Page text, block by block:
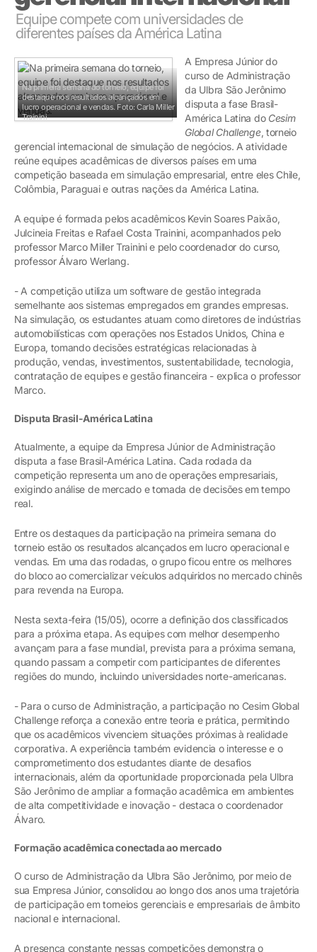
Equipe compete com universidades de
diferentes países da América Latina
Na primeira semana do torneio, equipe foi
destaque nos resultados alcançados em
lucro operacional e vendas. Foto: Carla Miller
Trainini
A Empresa Júnior do
curso de Administração
da Ulbra São Jerônimo
disputa a fase Brasil-
América Latina do Cesim
Global Challenge, torneio
gerencial internacional de simulação de negócios. A atividade
reúne equipes acadêmicas de diversos países em uma
competição baseada em simulação empresarial, entre eles Chile,
Colômbia, Paraguai e outras nações da América Latina.
A equipe é formada pelos acadêmicos Kevin Soares Paixão,
Julcineia Freitas e Rafael Costa Trainini, acompanhados pelo
professor Marco Miller Trainini e pelo coordenador do curso,
professor Álvaro Werlang.
- A competição utiliza um software de gestão integrada
semelhante aos sistemas empregados em grandes empresas.
Na simulação, os estudantes atuam como diretores de indústrias
automobilísticas com operações nos Estados Unidos, China e
Europa, tomando decisões estratégicas relacionadas à
produção, vendas, investimentos, sustentabilidade, tecnologia,
contratação de equipes e gestão financeira - explica o professor
Marco.
Disputa Brasil-América Latina
Atualmente, a equipe da Empresa Júnior de Administração
disputa a fase Brasil-América Latina. Cada rodada da
competição representa um ano de operações empresariais,
exigindo análise de mercado e tomada de decisões em tempo
real.
Entre os destaques da participação na primeira semana do
torneio estão os resultados alcançados em lucro operacional e
vendas. Em uma das rodadas, o grupo ficou entre os melhores
do bloco ao comercializar veículos adquiridos no mercado chinês
para revenda na Europa.
Nesta sexta-feira (15/05), ocorre a definição dos classificados
para a próxima etapa. As equipes com melhor desempenho
avançam para a fase mundial, prevista para a próxima semana,
quando passam a competir com participantes de diferentes
regiões do mundo, incluindo universidades norte-americanas.
- Para o curso de Administração, a participação no Cesim Global
Challenge reforça a conexão entre teoria e prática, permitindo
que os acadêmicos vivenciem situações próximas à realidade
corporativa. A experiência também evidencia o interesse e o
comprometimento dos estudantes diante de desafios
internacionais, além da oportunidade proporcionada pela Ulbra
São Jerônimo de ampliar a formação acadêmica em ambientes
de alta competitividade e inovação - destaca o coordenador
Álvaro.
Formação acadêmica conectada ao mercado
O curso de Administração da Ulbra São Jerônimo, por meio de
sua Empresa Júnior, consolidou ao longo dos anos uma trajetória
de participação em torneios gerenciais e empresariais de âmbito
nacional e internacional.
A presença constante nessas competições demonstra o